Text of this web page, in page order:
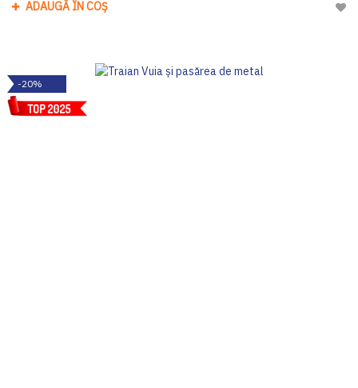
ADAUGĂ ÎN COȘ
-20%